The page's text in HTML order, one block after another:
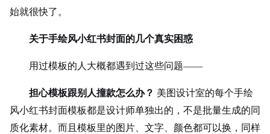
始就很快了。
关于手绘风小红书封面的几个真实困惑
用过模板的人大概都遇到过这些问题——
担心模板跟别人撞款怎么办？ 美图设计室的每个手绘
风小红书封面模板都是设计师单独出的，不是批量生成的同
质化素材。而且模板里的图片、文字、颜色都可以换，同样